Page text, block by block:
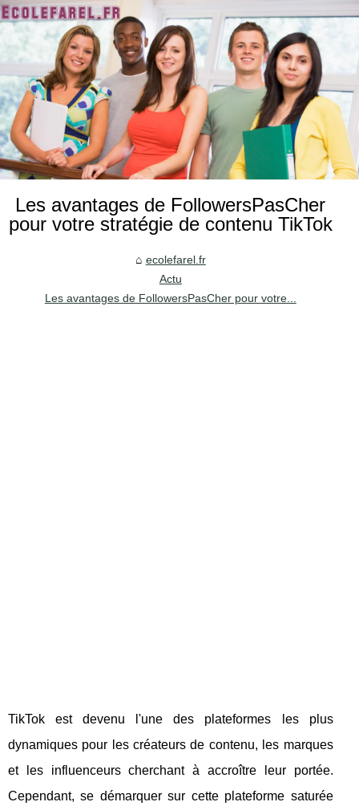
Les avantages de FollowersPasCher
pour votre stratégie de contenu TikTok
ecolefarel.fr
Actu
Les avantages de FollowersPasCher pour votre...
TikTok est devenu l'une des plateformes les plus
dynamiques pour les créateurs de contenu, les marques
et les influenceurs cherchant à accroître leur portée.
Cependant, se démarquer sur cette plateforme saturée